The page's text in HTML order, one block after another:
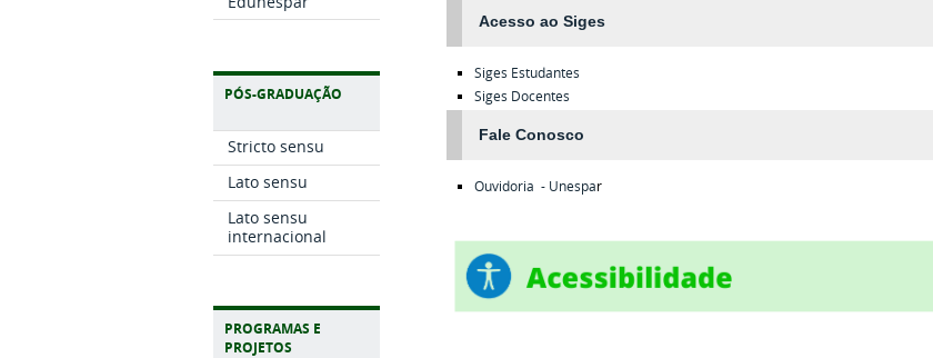
PÓS-GRADUAÇÃO
Stricto sensu
Lato sensu
Lato sensu
internacional
PROGRAMAS E
PROJETOS
Acesso ao Siges
Siges Estudantes
Siges Docentes
Fale Conosco
Ouvidoria - Unespar